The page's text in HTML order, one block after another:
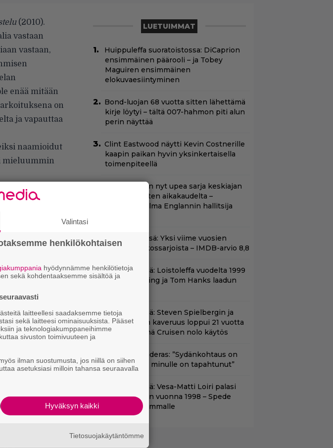
(2010).
vastaan
vastaan,
enää mitään
on
ja vapauttaa
naamioidut
mieluummin
Liam Neeson,
LUETUIMMAT
Huippuleffa suoratoistossa: DiCaprion
ensimmäinen päärooli – ja Tobey
Maguiren ensimmäinen
elokuvaesiintyminen
Bond-luojan 68 vuotta sitten lähettämä
kirje löytyi – tältä 007-hahmon piti alun
perin näyttää
Clint Eastwood näytti Kevin Costnerille
kaapin paikan hyvin yksinkertaisella
toimenpiteellä
Netflixissä on nyt upea sarja keskiajan
kuninkaallisten aikakaudelta –
keskiössä julma Englannin hallitsija
Nyt Netflixissä: Yksi viime vuosien
parhaista rikossarjoista – IMDB-arvio 8,8
Tänään tv:ssä: Loistoleffa vuodelta 1999
– Stephen King ja Tom Hanks laadun
Tänään tv:ssä: Steven Spielbergin ja
Tom Cruisen kaveruus loppui 21 vuotta
sitten – Syynä Cruisen nolo käytös
Antonio Banderas: ”Sydänkohtaus on
parasta mitä minulle on tapahtunut”
Tänään tv:ssä: Vesa-Matti Loiri palasi
Uunon rooliin vuonna 1998 – Spede
vetäytyi sivummalle
Valintasi
henkilökohtaisen
hyödynnämme henkilötietoja
sekä kohdentaaksemme sisältöä ja
laitteellesi saadaksemme tietoja
sekä laitteesi ominaisuuksista. Pääset
ja teknologiakumppaneihimme
sivuston toimivuuteen ja
ilman suostumusta, jos niillä on siihen
asetuksiasi milloin tahansa seuraavalla
Hyväksyn kaikki
Tietosuojakäytäntömme